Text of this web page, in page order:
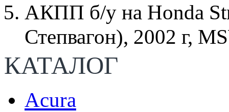
АКПП б/у на Honda
Степвагон), 2002 г,
КАТАЛОГ
Acura